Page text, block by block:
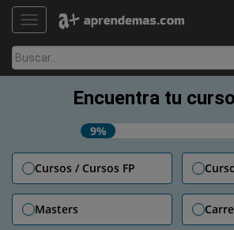
TOGGLE NAVIGATION
Buscar:
Encuentra tu
9%
Cursos / Cursos FP
Masters